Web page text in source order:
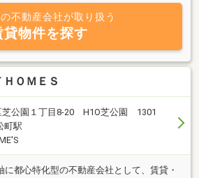
不動産会社が取り扱う
貸物件を探す
ＯＭＥＳ
芝公園１丁目8-20 H1O芝公園 1301
町駅
に都心特化型の不動産会社として、賃貸・